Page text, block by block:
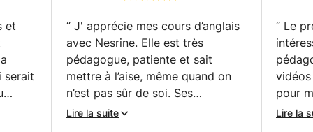
et
serait
obtenez des
compétences comme
les natifs 🥇 (Paris)
“ J' apprécie mes cours d’anglais
avec Nesrine. Elle est très
pédagogue, patiente et sait
mettre à l’aise, même quand on
n’est pas sûr de soi. Ses
explications sont claires, ses
Lire la suite
“ Le
pour
Lire la